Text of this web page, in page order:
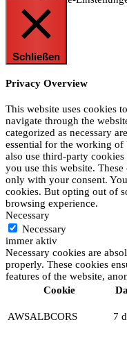
Schließen
Privacy Overview
This website uses cookies
navigate through the
categorized as necessary
essential for the working of
also use third-party
you use this website.
only with your consent.
cookies. But opting out of
browsing experience.
Necessary
Necessary
immer aktiv
Necessary cookies are
properly. These cookies
features of the website,
Cookie
AWSALBCORS 7